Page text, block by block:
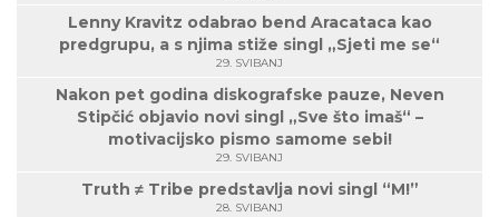
Lenny Kravitz odabrao bend Aracataca kao
predgrupu, a s njima stiže singl „Sjeti me se“
29. SVIBANJ
Nakon pet godina diskografske pauze, Neven
Stipčić objavio novi singl „Sve što imaš“ –
motivacijsko pismo samome sebi!
29. SVIBANJ
Truth ≠ Tribe predstavlja novi singl “M!”
28. SVIBANJ